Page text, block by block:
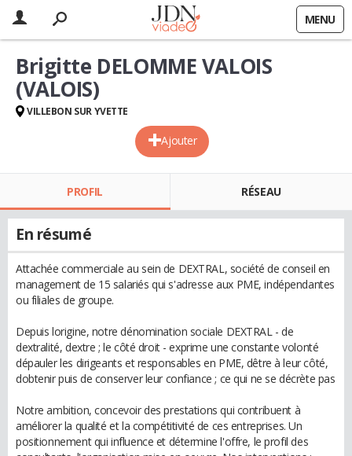
MENU
Ajouter
Brigitte DELOMME VALOIS
(VALOIS)
VILLEBON SUR YVETTE
PROFIL RÉSEAU
En résumé
Attachée commerciale au sein de DEXTRAL, société de conseil en
management de 15 salariés qui s'adresse aux PME, indépendantes
ou filiales de groupe.
Depuis lorigine, notre dénomination sociale DEXTRAL - de
dextralité, dextre ; le côté droit - exprime une constante volonté
dépauler les dirigeants et responsables en PME, dêtre à leur côté,
dobtenir puis de conserver leur confiance ; ce qui ne se décrète pas
Notre ambition, concevoir des prestations qui contribuent à
améliorer la qualité et la compétitivité de ces entreprises. Un
positionnement qui influence et détermine l'offre, le profil des